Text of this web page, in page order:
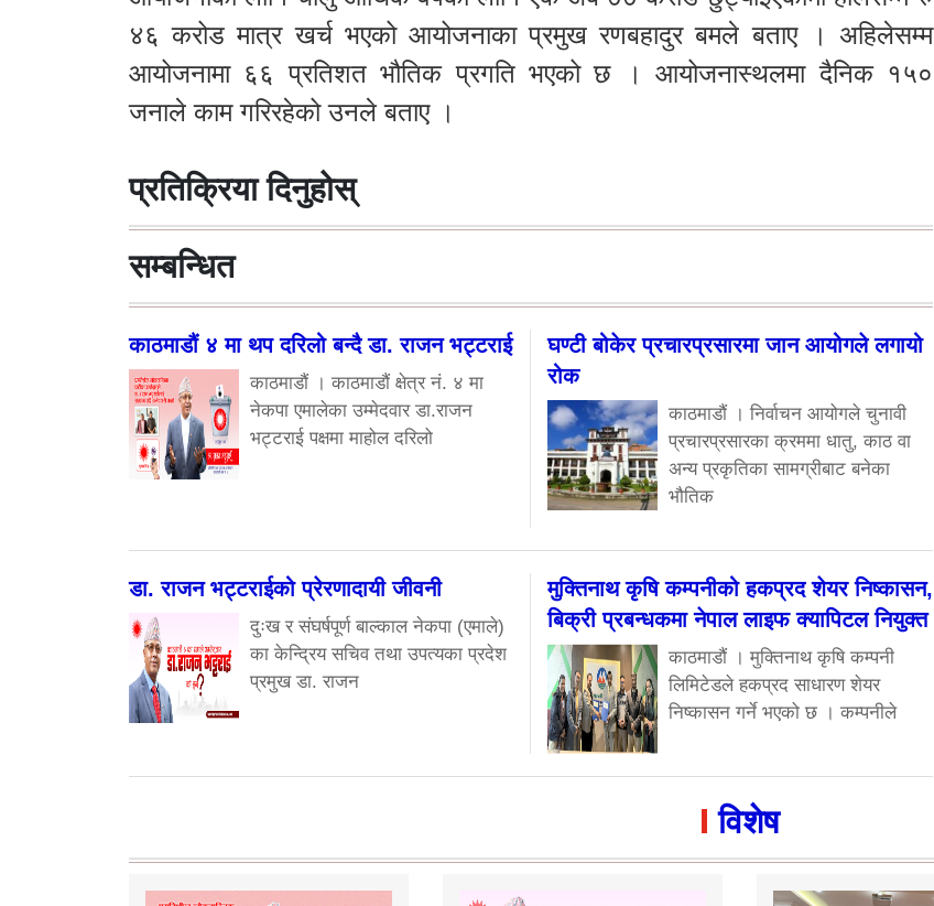
४६ करोड मात्र खर्च भएको आयोजनाका प्रमुख रणबहादुर बमले बताए । अहिलेसम्म
आयोजनामा ६६ प्रतिशत भौतिक प्रगति भएको छ । आयोजनास्थलमा दैनिक १५०
जनाले काम गरिरहेको उनले बताए ।
प्रतिक्रिया दिनुहोस्
सम्बन्धित
काठमाडौं ४ मा थप दरिलो बन्दै डा. राजन भट्टराई
काठमाडौं । काठमाडौं क्षेत्र नं. ४ मा
नेकपा एमालेका उम्मेदवार डा.राजन
भट्टराई पक्षमा माहोल दरिलो
घण्टी बोकेर प्रचारप्रसारमा जान आयोगले लगायो
रोक
काठमाडौं । निर्वाचन आयोगले चुनावी
प्रचारप्रसारका क्रममा धातु, काठ वा
अन्य प्रकृतिका सामग्रीबाट बनेका
भौतिक
डा. राजन भट्टराईको प्रेरणादायी जीवनी
दुःख र संघर्षपूर्ण बाल्काल नेकपा (एमाले)
का केन्द्रिय सचिव तथा उपत्यका प्रदेश
प्रमुख डा. राजन
मुक्तिनाथ कृषि कम्पनीको हकप्रद शेयर निष्कासन,
बिक्री प्रबन्धकमा नेपाल लाइफ क्यापिटल नियुक्त
काठमाडौं । मुक्तिनाथ कृषि कम्पनी
लिमिटेडले हकप्रद साधारण शेयर
निष्कासन गर्ने भएको छ । कम्पनीले
विशेष